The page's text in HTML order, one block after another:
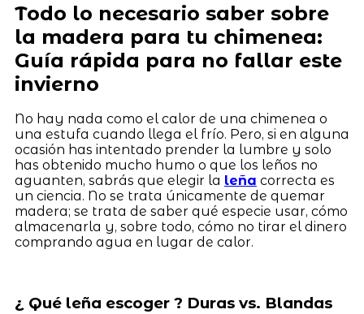
Todo lo necesario saber sobre
la madera para tu chimenea:
Guía rápida para no fallar este
invierno
No hay nada como el calor de una chimenea o
una estufa cuando llega el frío. Pero, si en alguna
ocasión has intentado prender la lumbre y solo
has obtenido mucho humo o que los leños no
aguanten, sabrás que elegir la leña correcta es
un ciencia. No se trata únicamente de quemar
madera; se trata de saber qué especie usar, cómo
almacenarla y, sobre todo, cómo no tirar el dinero
comprando agua en lugar de calor.
¿ Qué leña escoger ? Duras vs. Blandas